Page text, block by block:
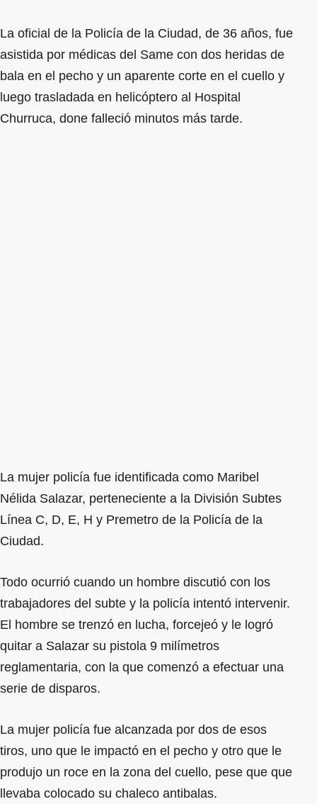
La oficial de la Policía de la Ciudad, de 36 años, fue
asistida por médicas del Same con dos heridas de
bala en el pecho y un aparente corte en el cuello y
luego trasladada en helicóptero al Hospital
Churruca, done falleció minutos más tarde.
La mujer policía fue identificada como Maribel
Nélida Salazar, perteneciente a la División Subtes
Línea C, D, E, H y Premetro de la Policía de la
Ciudad.
Todo ocurrió cuando un hombre discutió con los
trabajadores del subte y la policía intentó intervenir.
El hombre se trenzó en lucha, forcejeó y le logró
quitar a Salazar su pistola 9 milímetros
reglamentaria, con la que comenzó a efectuar una
serie de disparos.
La mujer policía fue alcanzada por dos de esos
tiros, uno que le impactó en el pecho y otro que le
produjo un roce en la zona del cuello, pese que que
llevaba colocado su chaleco antibalas.